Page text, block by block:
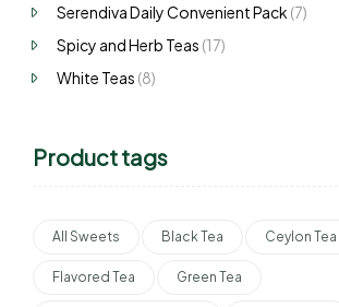
Serendiva Daily Convenient Pack (7)
Spicy and Herb Teas (17)
White Teas (8)
Product tags
All Sweets Black Tea Ceylon Tea
Flavored Tea Green Tea